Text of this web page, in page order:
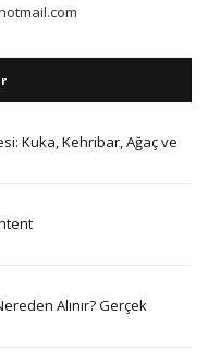
Kuka, Kehribar, Ağaç ve
Alınır? Gerçek